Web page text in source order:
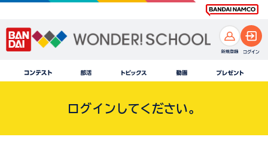
ログインしてください。